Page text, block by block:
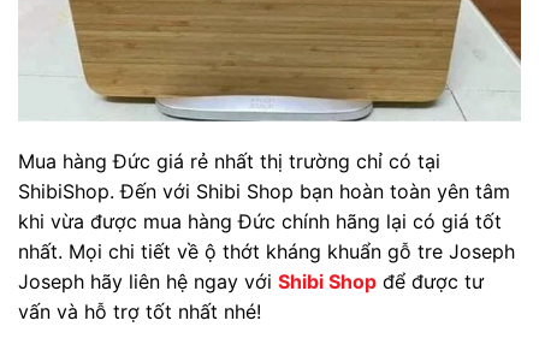
Mua hàng Đức giá rẻ nhất thị trường chỉ có tại
ShibiShop. Đến với Shibi Shop bạn hoàn toàn yên tâm
khi vừa được mua hàng Đức chính hãng lại có giá tốt
nhất. Mọi chi tiết về ộ thớt kháng khuẩn gỗ tre Joseph
Joseph hãy liên hệ ngay với Shibi Shop để được tư
vấn và hỗ trợ tốt nhất nhé!